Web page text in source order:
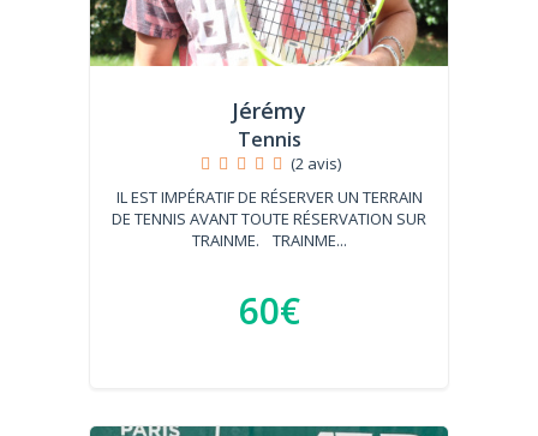
Jérémy
Tennis
(2 avis)
IL EST IMPÉRATIF DE RÉSERVER UN TERRAIN
DE TENNIS AVANT TOUTE RÉSERVATION SUR
TRAINME. TRAINME...
60€